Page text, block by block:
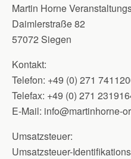
Martin Horne
Daimlerstraße 82
57072 Siegen
Kontakt:
Telefon: +49 (0) 271
Telefax: +49 (0) 271
E-Mail: info@martinhorne-
Umsatzsteuer:
Umsatzsteuer-